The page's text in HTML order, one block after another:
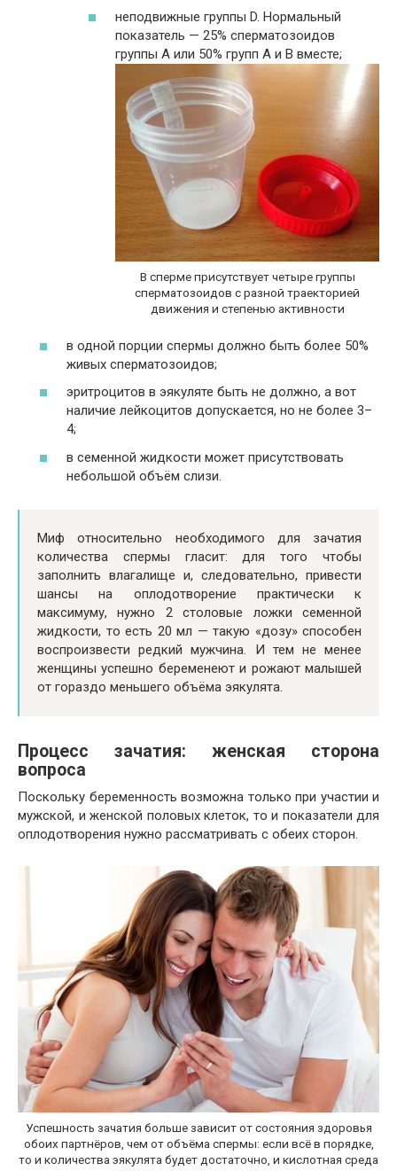
неподвижные группы D. Нормальный
показатель — 25% сперматозоидов
группы А или 50% групп А и В вместе;
В сперме присутствует четыре группы
сперматозоидов с разной траекторией
движения и степенью активности
в одной порции спермы должно быть более 50%
живых сперматозоидов;
эритроцитов в эякуляте быть не должно, а вот
наличие лейкоцитов допускается, но не более 3–
4;
в семенной жидкости может присутствовать
небольшой объём слизи.
Миф относительно необходимого для зачатия
количества спермы гласит: для того чтобы
заполнить влагалище и, следовательно, привести
шансы на оплодотворение практически к
максимуму, нужно 2 столовые ложки семенной
жидкости, то есть 20 мл — такую «дозу» способен
воспроизвести редкий мужчина. И тем не менее
женщины успешно беременеют и рожают малышей
от гораздо меньшего объёма эякулята.
Процесс зачатия: женская сторона
вопроса
Поскольку беременность возможна только при участии и
мужской, и женской половых клеток, то и показатели для
оплодотворения нужно рассматривать с обеих сторон.
Успешность зачатия больше зависит от состояния здоровья
обоих партнёров, чем от объёма спермы: если всё в порядке,
то и количества эякулята будет достаточно, и кислотная среда